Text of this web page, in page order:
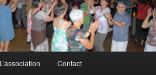
L’association Contact